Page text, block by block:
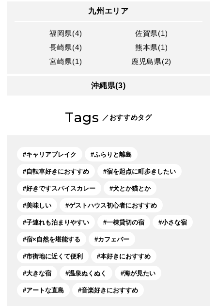
九州エリア
福岡県(4)
佐賀県(1)
長崎県(4)
熊本県(1)
宮崎県(1)
鹿児島県(2)
沖縄県(3)
Tags ／おすすめタグ
キャリアブレイク ふらりと離島
自転車好きにおすすめ 宿を起点に町歩きしたい
好きですスパイスカレー 犬とか猫とか
美味しい ゲストハウス初心者におすすめ
子連れも泊まりやすい 一棟貸切の宿 小さな宿
宿×自然を堪能する カフェバー
市街地に近くて便利 本好きにおすすめ
大きな宿 温泉ぬくぬく 海が見たい
アートな直島 音楽好きにおすすめ